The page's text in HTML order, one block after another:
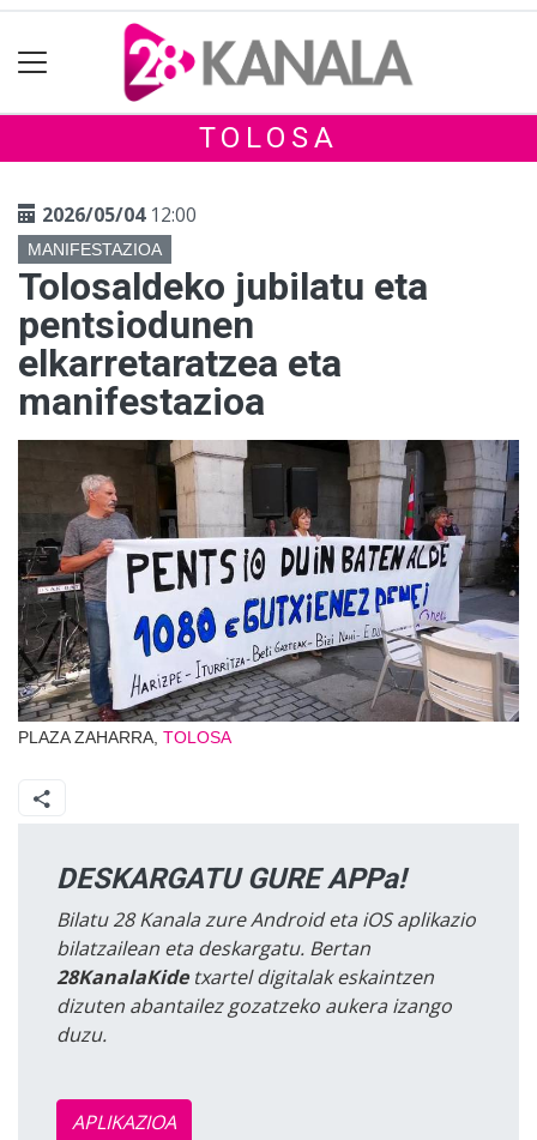
TOLOSA
2026/05/0412:00
MANIFESTAZIOA
Tolosaldeko jubilatu eta
pentsiodunen
elkarretaratzea eta
manifestazioa
PLAZA ZAHARRA, TOLOSA
DESKARGATU GURE APPa!
Bilatu 28 Kanala zure Android eta iOS aplikazio
bilatzailean eta deskargatu. Bertan
28KanalaKidetxartel digitalak eskaintzen
dizuten abantailez gozatzeko aukera izango
duzu.
APLIKAZIOA